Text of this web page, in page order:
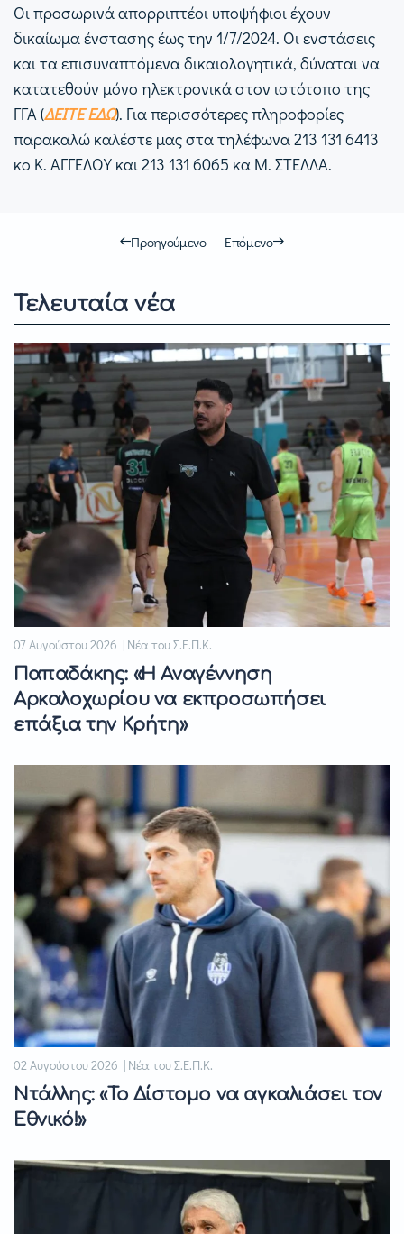
Οι προσωρινά απορριπτέοι υποψήφιοι έχουν
δικαίωμα ένστασης έως την 1/7/2024. Οι ενστάσεις
και τα επισυναπτόμενα δικαιολογητικά, δύναται να
κατατεθούν μόνο ηλεκτρονικά στον ιστότοπο της
ΓΓΑ (ΔΕΙΤΕ ΕΔΩ). Για περισσότερες πληροφορίες
παρακαλώ καλέστε μας στα τηλέφωνα 213 131 6413
κο Κ. ΑΓΓΕΛΟΥ και 213 131 6065 κα Μ. ΣΤΕΛΛΑ.
Προηγούμενο Επόμενο
Τελευταία νέα
07 Αυγούστου 2026 | Νέα του Σ.Ε.Π.Κ.
Παπαδάκης: «Η Αναγέννηση
Αρκαλοχωρίου να εκπροσωπήσει
επάξια την Κρήτη»
02 Αυγούστου 2026 | Νέα του Σ.Ε.Π.Κ.
Ντάλλης: «Το Δίστομο να αγκαλιάσει τον
Εθνικό!»